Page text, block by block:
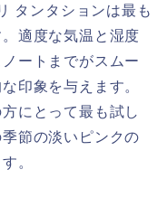
タンタションは最も
適度な気温と湿度
ートまでがスムー
印象を与えます。
にとって最も試し
節の淡いピンクの
。